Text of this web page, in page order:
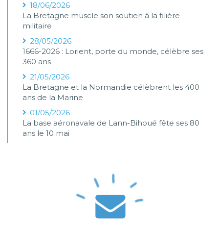
18/06/2026
La Bretagne muscle son soutien à la filière
militaire
28/05/2026
1666-2026 : Lorient, porte du monde, célèbre ses
360 ans
21/05/2026
La Bretagne et la Normandie célèbrent les 400
ans de la Marine
01/05/2026
La base aéronavale de Lann-Bihoué fête ses 80
ans le 10 mai